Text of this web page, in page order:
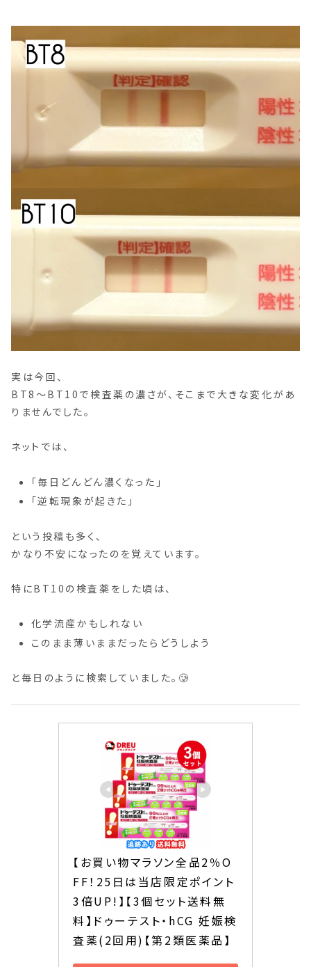
実は今回、
BT8〜BT10で検査薬の濃さが、そこまで大きな変化があ
りませんでした。
ネットでは、
「毎日どんどん濃くなった」
「逆転現象が起きた」
という投稿も多く、
かなり不安になったのを覚えています。
特にBT10の検査薬をした頃は、
化学流産かもしれない
このまま薄いままだったらどうしよう
と毎日のように検索していました。🥲
【お買い物マラソン全品2％O
FF！25日は当店限定ポイント
3倍UP!】【3個セット送料無
料】ドゥーテスト・hCG 妊娠検
査薬(2回用)【第2類医薬品】